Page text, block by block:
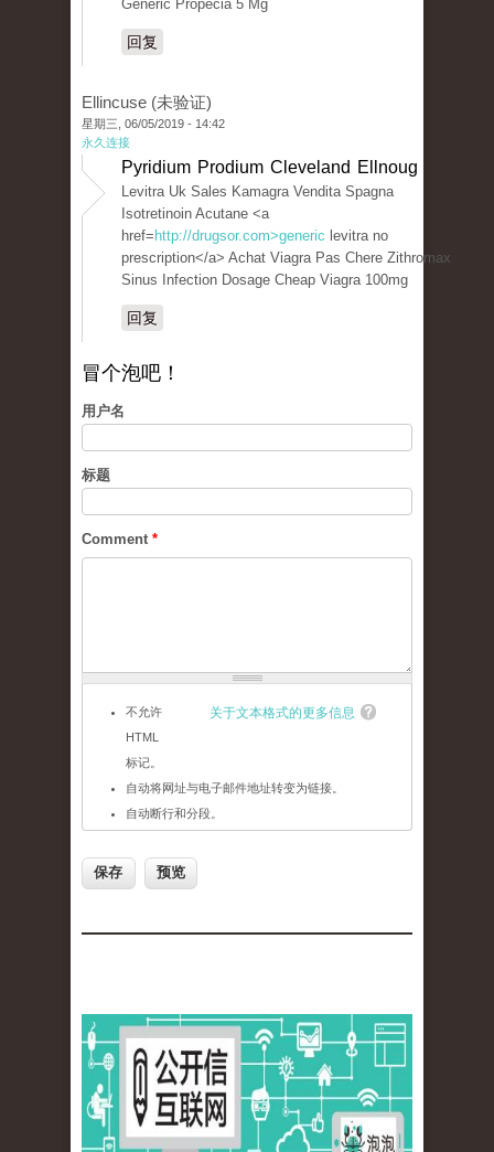
Generic Propecia 5 Mg
回复
Ellincuse (未验证)
星期三, 06/05/2019 - 14:42
永久连接
Pyridium Prodium Cleveland Ellnoug
Levitra Uk Sales Kamagra Vendita Spagna
Isotretinoin Acutane <a
href= http://drugsor.com>generic levitra no
prescription</a> Achat Viagra Pas Chere Zithromax
Sinus Infection Dosage Cheap Viagra 100mg
回复
冒个泡吧！
用户名
标题
Comment *
关于文本格式的更多信息
不允许
HTML
标记。
自动将网址与电子邮件地址转变为链接。
自动断行和分段。